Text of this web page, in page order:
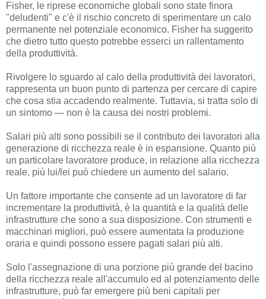
Fisher, le riprese economiche globali sono state finora
"deludenti" e c'è il rischio concreto di sperimentare un calo
permanente nel potenziale economico. Fisher ha suggerito
che dietro tutto questo potrebbe esserci un rallentamento
della produttività.
Rivolgere lo sguardo al calo della produttività dei lavoratori,
rappresenta un buon punto di partenza per cercare di capire
che cosa stia accadendo realmente. Tuttavia, si tratta solo di
un sintomo — non è la causa dei nostri problemi.
Salari più alti sono possibili se il contributo dei lavoratori alla
generazione di ricchezza reale è in espansione. Quanto più
un particolare lavoratore produce, in relazione alla ricchezza
reale, più lui/lei può chiedere un aumento del salario.
Un fattore importante che consente ad un lavoratore di far
incrementare la produttività, è la quantità e la qualità delle
infrastrutture che sono a sua disposizione. Con strumenti e
macchinari migliori, può essere aumentata la produzione
oraria e quindi possono essere pagati salari più alti.
Solo l'assegnazione di una porzione più grande del bacino
della ricchezza reale all'accumulo ed al potenziamento delle
infrastrutture, può far emergere più beni capitali per